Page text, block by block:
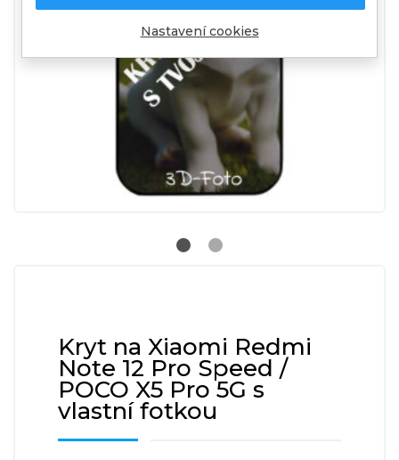
Kryt na Xiaomi Redmi
Note 12 Pro Speed /
POCO X5 Pro 5G s
vlastní fotkou
Nastavení cookies